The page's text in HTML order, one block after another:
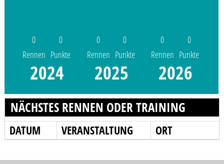
0
Rennen
0
Punkte
2024
0
Rennen
0
Punkte
2025
0
Rennen
0
Punkte
2026
NÄCHSTES RENNEN ODER TRAINING
DATUM VERANSTALTUNG ORT